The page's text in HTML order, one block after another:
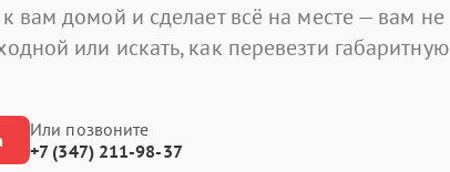
вам домой и сделает всё на месте — вам не
или искать, как перевезти габаритную
Или позвоните
+7 (347) 211-98-37